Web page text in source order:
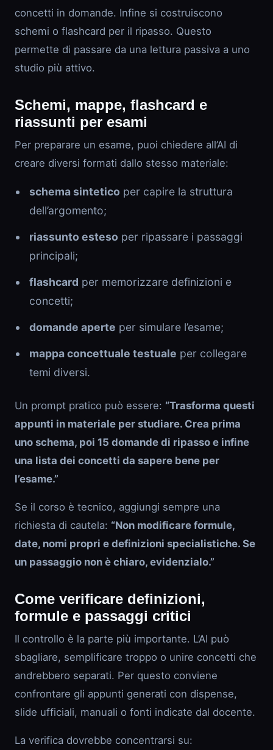
concetti in domande. Infine si costruiscono
schemi o flashcard per il ripasso. Questo
permette di passare da una lettura passiva a uno
studio più attivo.
Schemi, mappe, flashcard e
riassunti per esami
Per preparare un esame, puoi chiedere all’AI di
creare diversi formati dallo stesso materiale:
schema sintetico per capire la struttura
dell’argomento;
riassunto esteso per ripassare i passaggi
principali;
flashcard per memorizzare definizioni e
concetti;
domande aperte per simulare l’esame;
mappa concettuale testuale per collegare
temi diversi.
Un prompt pratico può essere: “Trasforma questi
appunti in materiale per studiare. Crea prima
uno schema, poi 15 domande di ripasso e infine
una lista dei concetti da sapere bene per
l’esame.”
Se il corso è tecnico, aggiungi sempre una
richiesta di cautela: “Non modificare formule,
date, nomi propri e definizioni specialistiche. Se
un passaggio non è chiaro, evidenzialo.”
Come verificare definizioni,
formule e passaggi critici
Il controllo è la parte più importante. L’AI può
sbagliare, semplificare troppo o unire concetti che
andrebbero separati. Per questo conviene
confrontare gli appunti generati con dispense,
slide ufficiali, manuali o fonti indicate dal docente.
La verifica dovrebbe concentrarsi su: